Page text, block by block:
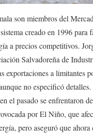
son miembros del
creado en 1996 para
a precios competitivos.
Salvadoreña de
exportaciones a limitantes
no especificó
el pasado se enfrentaron
por El Niño, que
pero aseguró que